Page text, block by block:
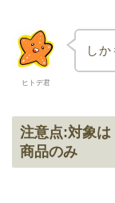
ヒトデ君
し
注意点:対象
商品のみ